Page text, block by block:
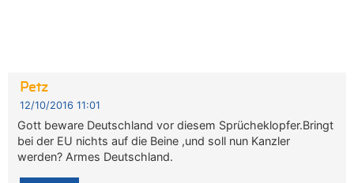
Petz
12/10/2016 11:01
Gott beware Deutschland vor diesem Sprücheklopfer.Bringt
bei der EU nichts auf die Beine ,und soll nun Kanzler
werden? Armes Deutschland.